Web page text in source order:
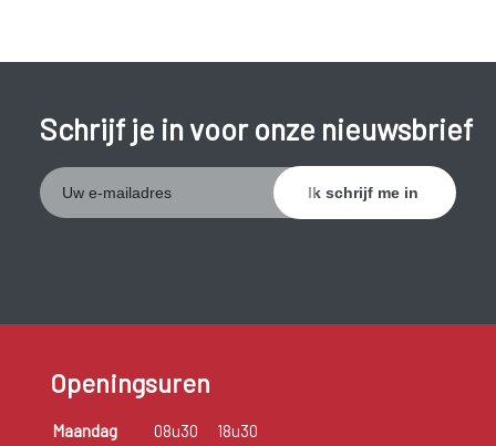
Schrijf je in voor onze nieuwsbrief
Openingsuren
Maandag 08u30
18u30